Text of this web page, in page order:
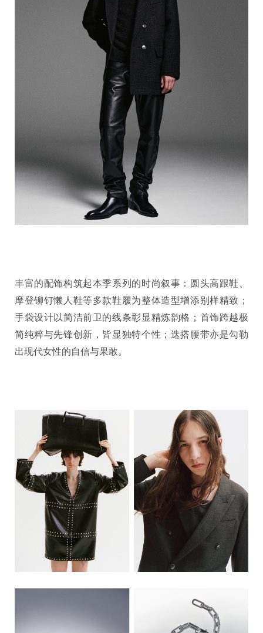
丰富的配饰构筑起本季系列的时尚叙事：圆头高跟鞋、
摩登铆钉懒人鞋等多款鞋履为整体造型增添别样精致；
手袋设计以简洁前卫的线条彰显精炼韵格；首饰跨越极
简纯粹与先锋创新，皆显独特个性；迭搭腰带亦是勾勒
出现代女性的自信与果敢。